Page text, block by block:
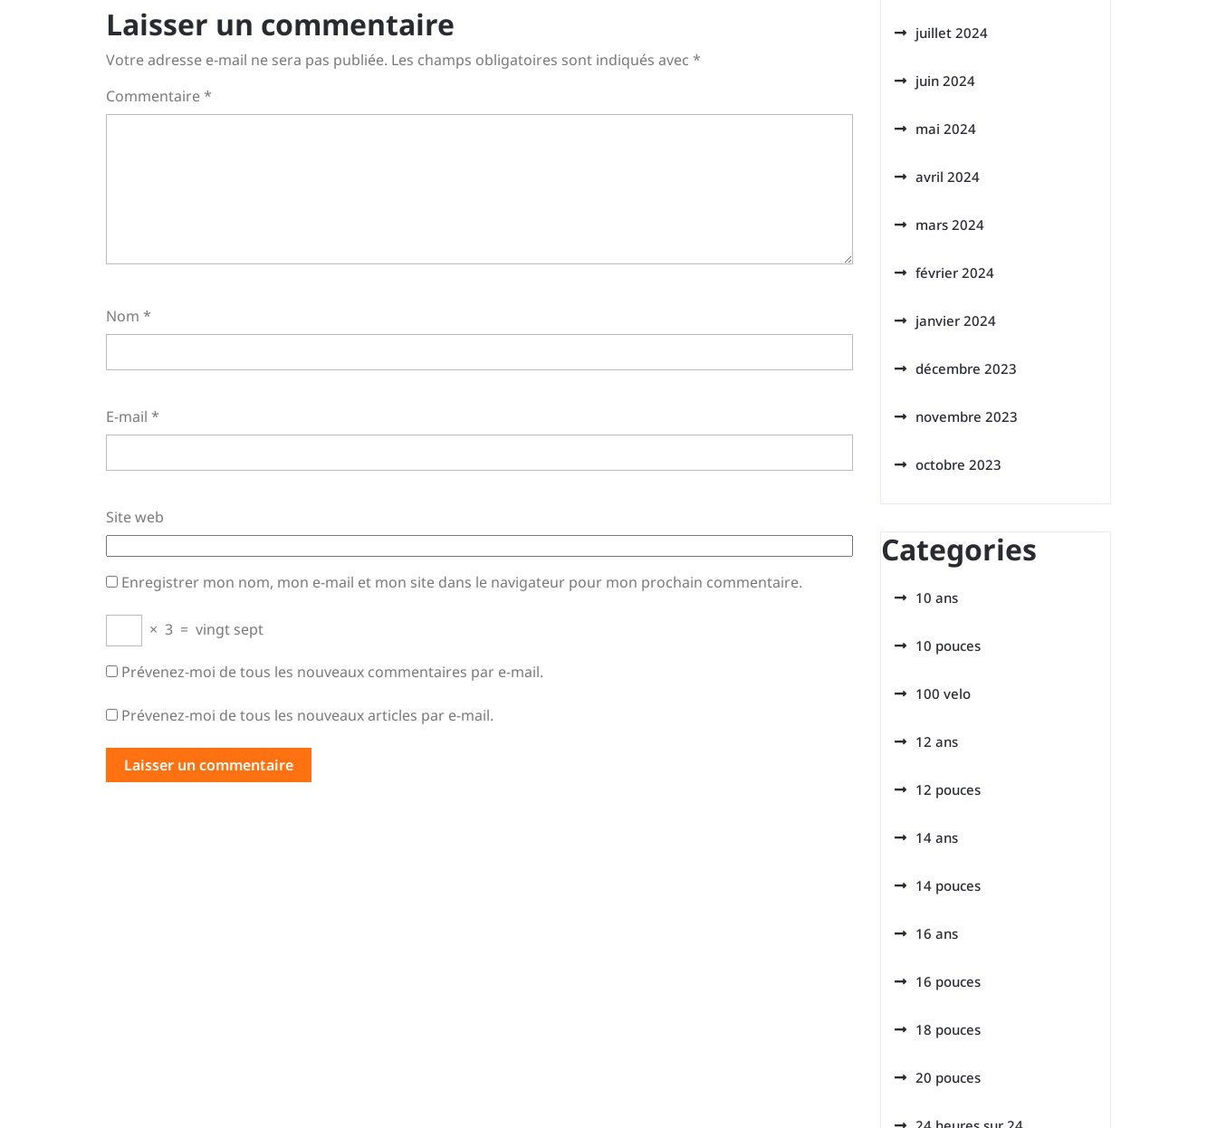
l’article
Laisser un commentaire
Votre adresse e-mail ne sera pas publiée. Les champs obligatoires sont indiqués avec *
Commentaire*
Nom *
E-mail *
Site web
Enregistrer mon nom, mon e-mail et mon site dans le navigateur pour mon prochain commentaire.
× 3 = vingt sept
Prévenez-moi de tous les nouveaux commentaires par e-mail.
Prévenez-moi de tous les nouveaux articles par e-mail.
juillet 2024
juin 2024
mai 2024
avril 2024
mars 2024
février 2024
janvier 2024
décembre 2023
novembre 2023
octobre 2023
Categories
10 ans
10 pouces
100 velo
12 ans
12 pouces
14 ans
14 pouces
16 ans
16 pouces
18 pouces
20 pouces